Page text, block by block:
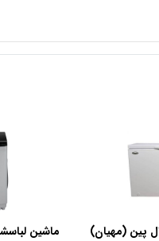
پین (مهیان)
ماشین